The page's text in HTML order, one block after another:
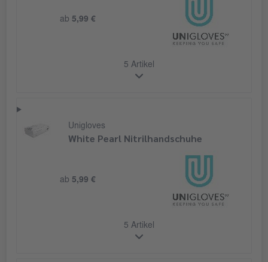
ab 5,99 €
5 Artikel
Unigloves
White Pearl Nitrilhandschuhe
ab 5,99 €
5 Artikel